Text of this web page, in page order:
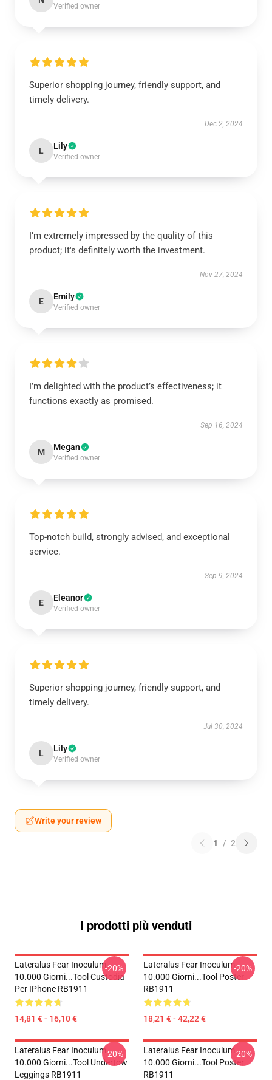
Verified owner
Superior shopping journey, friendly support, and
timely delivery.
Dec 2, 2024
L Lily
Verified owner
I’m extremely impressed by the quality of this
product; it's definitely worth the investment.
Nov 27, 2024
E Emily
Verified owner
I’m delighted with the product’s effectiveness; it
functions exactly as promised.
Sep 16, 2024
M Megan
Verified owner
Top-notch build, strongly advised, and exceptional
service.
Sep 9, 2024
E Eleanor
Verified owner
Superior shopping journey, friendly support, and
timely delivery.
Jul 30, 2024
L Lily
Verified owner
Write your review
1 / 2
I prodotti più venduti
Lateralus Fear Inoculum
10.000 Giorni...tool Custodia
Per IPhone RB1911
14,81 € - 16,10 €
-20%
Lateralus Fear Inoculum
10.000 Giorni...tool Poster
RB1911
18,21 € - 42,22 €
-20%
Lateralus Fear Inoculum
10.000 Giorni...tool Undertow
Leggings RB1911
-20%
Lateralus Fear Inoculum
10.000 Giorni...tool Poster
RB1911
-20%